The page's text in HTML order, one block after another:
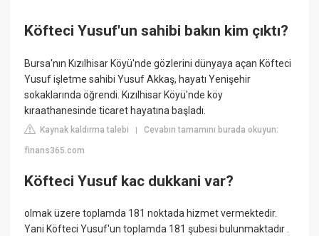
Köfteci Yusuf'un sahibi bakın kim çıktı?
Bursa'nın Kızılhisar Köyü'nde gözlerini dünyaya açan Köfteci
Yusuf işletme sahibi Yusuf Akkaş, hayatı Yenişehir
sokaklarında öğrendi. Kızılhisar Köyü'nde köy
kıraathanesinde ticaret hayatına başladı.
Kaynak kaldırma talebi |Cevabın tamamını burada okuyun:
finans365.com
Köfteci Yusuf kac dukkani var?
olmak üzere toplamda 181 noktada hizmet vermektedir.
Yani Köfteci Yusuf'un toplamda 181 şubesi bulunmaktadır .